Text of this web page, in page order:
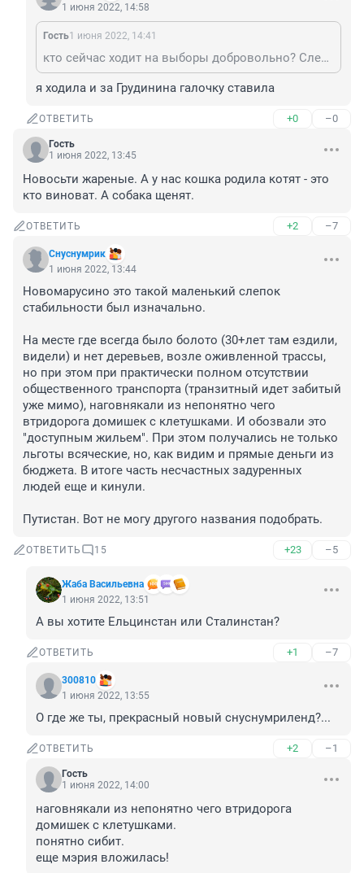
1 июня 2022, 14:58
Гость1 июня 2022, 14:41
кто сейчас ходит на выборы добровольно? Слепые и упертые?
я ходила и за Грудинина галочку ставила
ОТВЕТИТЬ +0 –0
Гость
1 июня 2022, 13:45
Новосьти жареные. А у нас кошка родила котят - это
кто виноват. А собака щенят.
ОТВЕТИТЬ +2 –7
Снуснумрик
1 июня 2022, 13:44
Новомарусино это такой маленький слепок
стабильности был изначально.
На месте где всегда было болото (30+лет там ездили,
видели) и нет деревьев, возле оживленной трассы,
но при этом при практически полном отсутствии
общественного транспорта (транзитный идет забитый
уже мимо), наговнякали из непонятно чего
втридорога домишек с клетушками. И обозвали это
"доступным жильем". При этом получались не только
льготы всяческие, но, как видим и прямые деньги из
бюджета. В итоге часть несчастных задуренных
людей еще и кинули.
Путистан. Вот не могу другого названия подобрать.
ОТВЕТИТЬ 15 +23 –5
Жаба Васильевна
1 июня 2022, 13:51
А вы хотите Ельцинстан или Сталинстан?
ОТВЕТИТЬ +1 –7
300810
1 июня 2022, 13:55
О где же ты, прекрасный новый снуснумриленд?...
ОТВЕТИТЬ +2 –1
Гость
1 июня 2022, 14:00
наговнякали из непонятно чего втридорога
домишек с клетушками.
понятно сибит.
еще мэрия вложилась!